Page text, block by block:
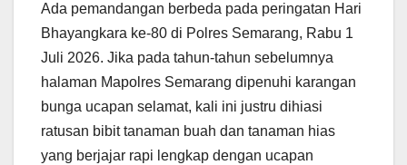
Ada pemandangan berbeda pada peringatan Hari
Bhayangkara ke-80 di Polres Semarang, Rabu 1
Juli 2026. Jika pada tahun-tahun sebelumnya
halaman Mapolres Semarang dipenuhi karangan
bunga ucapan selamat, kali ini justru dihiasi
ratusan bibit tanaman buah dan tanaman hias
yang berjajar rapi lengkap dengan ucapan